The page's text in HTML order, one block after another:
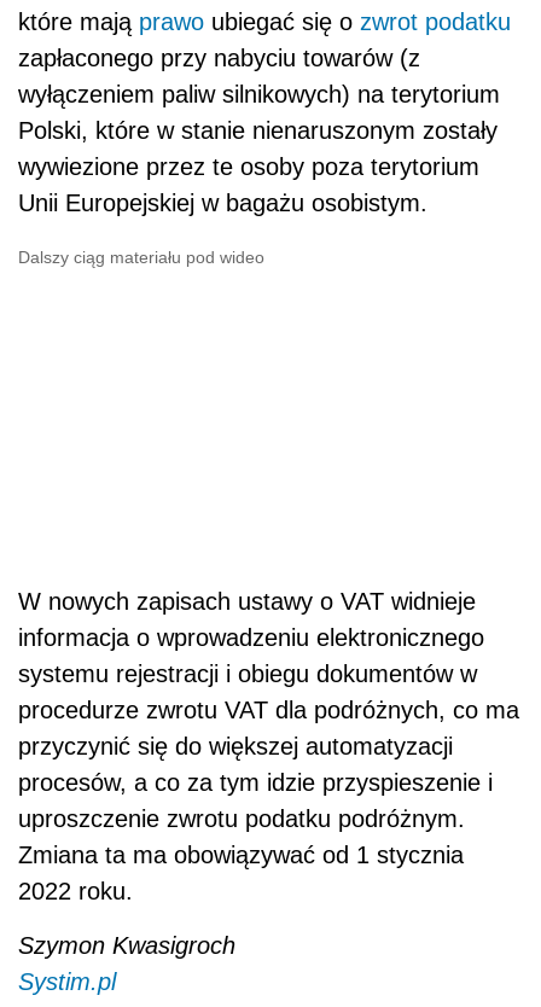
które mają prawo ubiegać się o zwrot podatku
zapłaconego przy nabyciu towarów (z
wyłączeniem paliw silnikowych) na terytorium
Polski, które w stanie nienaruszonym zostały
wywiezione przez te osoby poza terytorium
Unii Europejskiej w bagażu osobistym.
Dalszy ciąg materiału pod wideo
W nowych zapisach ustawy o VAT widnieje
informacja o wprowadzeniu elektronicznego
systemu rejestracji i obiegu dokumentów w
procedurze zwrotu VAT dla podróżnych, co ma
przyczynić się do większej automatyzacji
procesów, a co za tym idzie przyspieszenie i
uproszczenie zwrotu podatku podróżnym.
Zmiana ta ma obowiązywać od 1 stycznia
2022 roku.
Szymon Kwasigroch
Systim.pl